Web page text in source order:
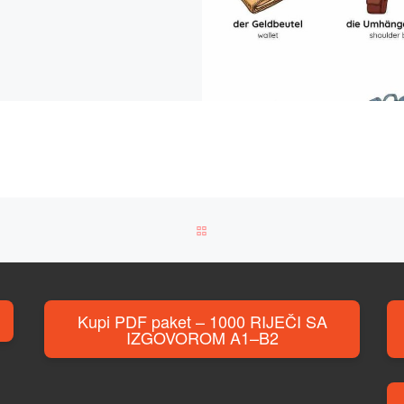
Kupi PDF paket – 1000 RIJEČI SA
IZGOVOROM A1–B2